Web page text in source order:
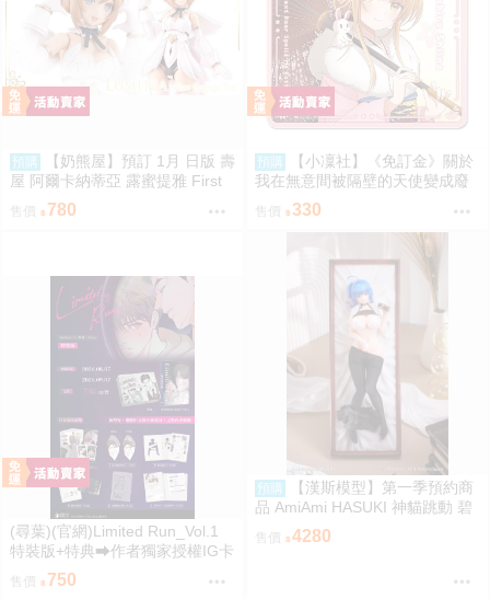
預購
【奶熊屋】預訂 1月 日版 壽
屋 阿爾卡納蒂亞 露蜜提雅 First
Engage 一般版 組裝模型 0816
780
預購
【小凜社】《免訂金》關於
我在無意間被隔壁的天使變成廢
柴這件事2 椎名真晝 新年 萬聖節
紅葉 聖誕節 杯墊
330
(尋葉)(官網)Limited Run_Vol.1
特裝版+特典⮕作者獨家授權IG卡
*1、作者獨家授權透卡*1(9/7預購
結束後將不提供) 26年11月預購
售價 750
預購
【漢斯模型】第一季預約商
品 AmiAmi HASUKI 神貓跳動 碧
藍航線 聖路易斯 抱枕圖原畫 1/6
PVC
售價 4280